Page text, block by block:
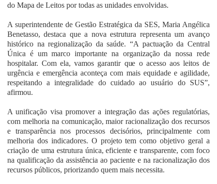
do Mapa de Leitos por todas as unidades envolvidas.
A superintendente de Gestão Estratégica da SES, Maria Angélica
Benetasso, destaca que a nova estrutura representa um avanço
histórico na regionalização da saúde. “A pactuação da Central
Única é um marco importante na organização da nossa rede
hospitalar. Com ela, vamos garantir que o acesso aos leitos de
urgência e emergência aconteça com mais equidade e agilidade,
respeitando a integralidade do cuidado ao usuário do SUS”,
afirmou.
A unificação visa promover a integração das ações regulatórias,
com melhoria na comunicação, maior racionalização dos recursos
e transparência nos processos decisórios, principalmente com
melhoria dos indicadores. O projeto tem como objetivo geral a
criação de uma estrutura única, eficiente e transparente, com foco
na qualificação da assistência ao paciente e na racionalização dos
recursos públicos, priorizando quem mais necessita.